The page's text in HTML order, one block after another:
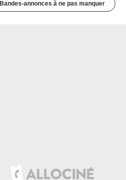
Bandes-annonces à ne pas manquer